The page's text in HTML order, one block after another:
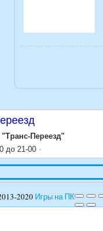
"Транс-Переезд"
до 21-00
2020 Игры на ПК